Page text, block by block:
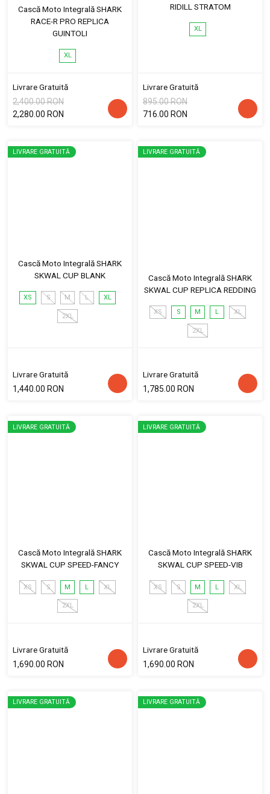
Cască Moto Integrală SHARK
RACE-R PRO REPLICA
GUINTOLI
XL
Livrare Gratuită
2,400.00 RON
2,280.00 RON
RIDILL STRATOM
XL
Livrare Gratuită
895.00 RON
716.00 RON
LIVRARE GRATUITĂ
Cască Moto Integrală SHARK
SKWAL CUP BLANK
XS S M L XL
2XL
Livrare Gratuită
1,440.00 RON
LIVRARE GRATUITĂ
Cască Moto Integrală SHARK
SKWAL CUP REPLICA REDDING
XS S M L XL
2XL
Livrare Gratuită
1,785.00 RON
LIVRARE GRATUITĂ
Cască Moto Integrală SHARK
SKWAL CUP SPEED-FANCY
XS S M L XL
2XL
Livrare Gratuită
1,690.00 RON
LIVRARE GRATUITĂ
Cască Moto Integrală SHARK
SKWAL CUP SPEED-VIB
XS S M L XL
2XL
Livrare Gratuită
1,690.00 RON
LIVRARE GRATUITĂ LIVRARE GRATUITĂ